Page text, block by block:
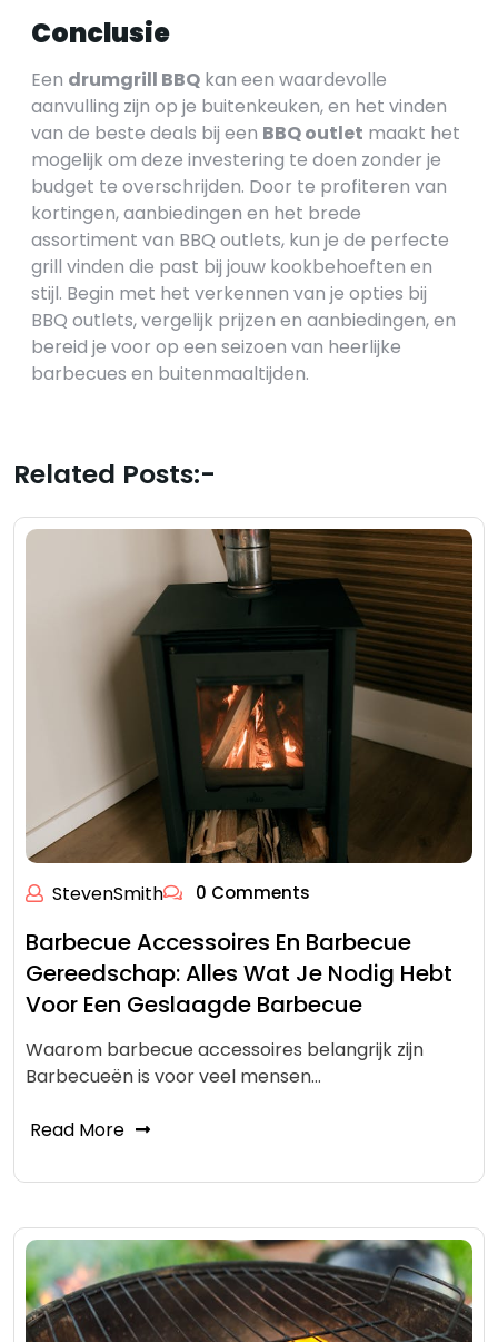
Conclusie
Een drumgrill BBQ kan een waardevolle
aanvulling zijn op je buitenkeuken, en het vinden
van de beste deals bij een BBQ outlet maakt het
mogelijk om deze investering te doen zonder je
budget te overschrijden. Door te profiteren van
kortingen, aanbiedingen en het brede
assortiment van BBQ outlets, kun je de perfecte
grill vinden die past bij jouw kookbehoeften en
stijl. Begin met het verkennen van je opties bij
BBQ outlets, vergelijk prijzen en aanbiedingen, en
bereid je voor op een seizoen van heerlijke
barbecues en buitenmaaltijden.
Related Posts:-
StevenSmith 0 Comments
Barbecue Accessoires En Barbecue
Gereedschap: Alles Wat Je Nodig Hebt
Voor Een Geslaagde Barbecue
Waarom barbecue accessoires belangrijk zijn
Barbecueën is voor veel mensen…
Read More